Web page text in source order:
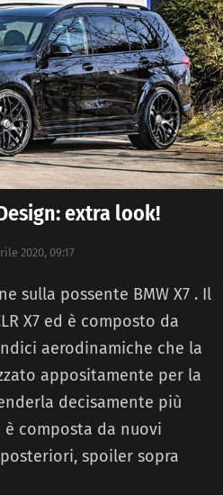
extra look!
2020, 09:17
sulla possente BMW X7 . Il
X7 ed è composto da
aerodinamiche che la
appositamente per la
decisamente più
è composta da nuovi
spoiler sopra